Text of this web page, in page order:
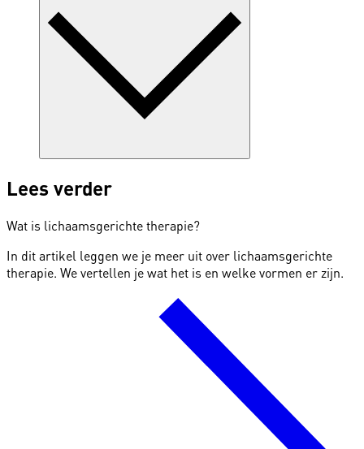
Lees verder
Wat is lichaamsgerichte therapie?
In dit artikel leggen we je meer uit over lichaamsgerichte
therapie. We vertellen je wat het is en welke vormen er zijn.